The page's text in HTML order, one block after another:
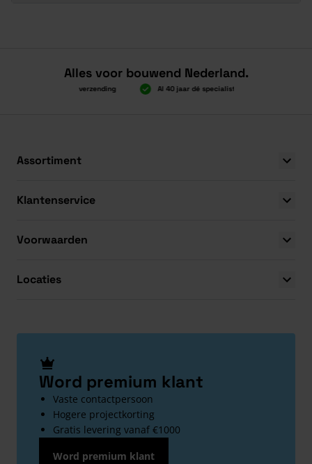
Alles voor bouwend Nederland.
Boven 2.000 gratis verzending Al 40 jaar dé specialist
Assortiment
Klantenservice
Voorwaarden
Locaties
Word premium klant
Vaste contactpersoon
Hogere projectkorting
Gratis levering vanaf €1000
Word premium klant